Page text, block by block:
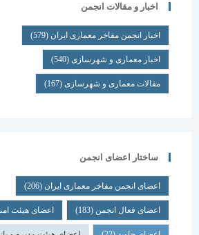
اخبار و مقالات انجمن
اخبار انجمن مفاخر معماری ایران (579)
اخبار معماری و شهرسازی(540)
مقالات معماری و شهرسازی(167)
ساختار اعضای انجمن
اعضای انجمن مفاخر معماری ایران (206)
اعضای فعال انجمن(183) اعضای هیئت امنا(42)